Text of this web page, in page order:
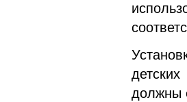
должны